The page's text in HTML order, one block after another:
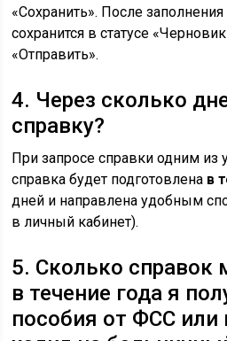
«Сохранить». После
сохранится в статусе
«Отправить».
4. Через сколько
справку?
При запросе справки одним из
справка будет подготовлена в
дней и направлена удобным
в личный кабинет).
5. Сколько справок
в течение года я
пособия от ФСС или